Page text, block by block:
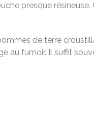
presque résineuse.
de terre
au fumoir. Il suffit